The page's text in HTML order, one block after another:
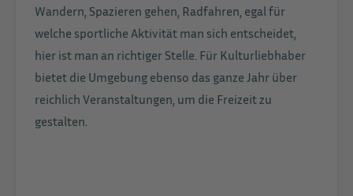
Wandern, Spazieren gehen, Radfahren, egal für
welche sportliche Aktivität man sich entscheidet,
hier ist man an richtiger Stelle. Für Kulturliebhaber
bietet die Umgebung ebenso das ganze Jahr über
reichlich Veranstaltungen, um die Freizeit zu
gestalten.